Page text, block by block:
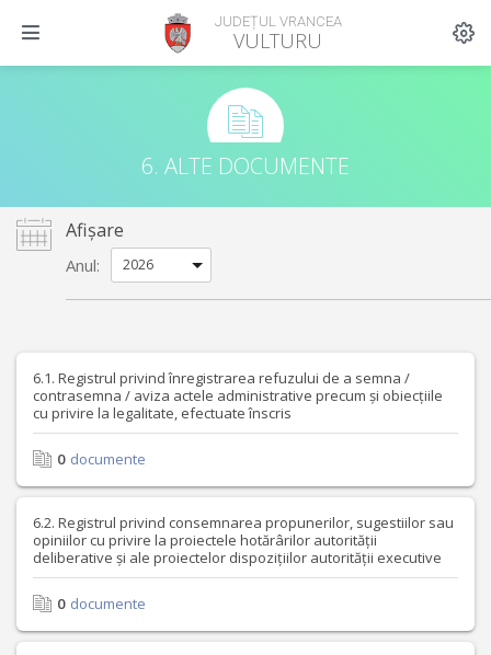
JUDEȚUL VRANCEA
VULTURU
6. ALTE DOCUMENTE
Afișare
Anul:
6.1. Registrul privind înregistrarea refuzului de a semna /
contrasemna / aviza actele administrative precum și obiecțiile
cu privire la legalitate, efectuate înscris
0 documente
6.2. Registrul privind consemnarea propunerilor, sugestiilor sau
opiniilor cu privire la proiectele hotărârilor autorității
deliberative și ale proiectelor dispozițiilor autorității executive
0 documente